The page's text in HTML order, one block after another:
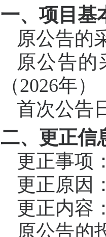
项目公告
招投标公开信息
一、项目基
原公告的
原公告的
（2026年）
首次公告
二、更正信
更正事项
更正原因
更正内容
原公告的